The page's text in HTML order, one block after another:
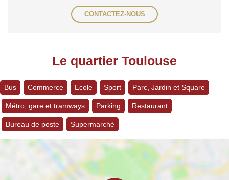
CONTACTEZ-NOUS
Le quartier Toulouse
Bus Commerce Ecole Sport Parc, Jardin et Square
Métro, gare et tramways Parking Restaurant
Bureau de poste Supermarché